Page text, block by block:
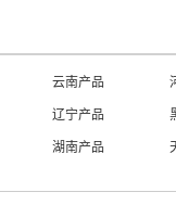
云南产品
辽宁产品
湖南产品